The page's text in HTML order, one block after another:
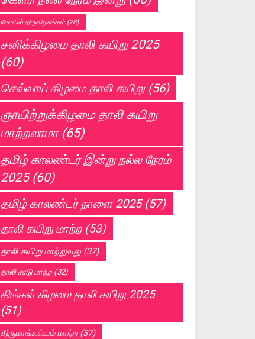
கோவில் திருவிழாக்கள்(28)
சனிக்கிழமை தாலி கயிறு 2025
(60)
செவ்வாய் கிழமை தாலி கயிறு(56)
ஞாயிற்றுக்கிழமை தாலி கயிறு
மாற்றலாமா(65)
தமிழ் காலண்டர் இன்று நல்ல நேரம்
2025(60)
தமிழ் காலண்டர் நாளை 2025(57)
தாலி கயிறு மாற்ற(53)
தாலி கயிறு மாற்றுவது(37)
தாலி சரடு மாற்ற (32)
திங்கள் கிழமை தாலி கயிறு 2025
(51)
திருமாங்கல்யம் மாற்ற (37)